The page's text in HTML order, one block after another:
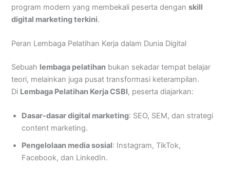
program modern yang membekali peserta denganskill
digital marketing terkini.
Peran Lembaga Pelatihan Kerja dalam Dunia Digital
Sebuah lembaga pelatihan bukan sekadar tempat belajar
teori, melainkan juga pusat transformasi keterampilan.
Di Lembaga Pelatihan Kerja CSBI, peserta diajarkan:
Dasar-dasar digital marketing: SEO, SEM, dan strategi
content marketing.
Pengelolaan media sosial: Instagram, TikTok,
Facebook, dan LinkedIn.